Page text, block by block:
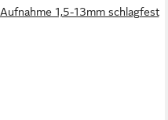
Aufnahme 1,5-13mm schlagfest